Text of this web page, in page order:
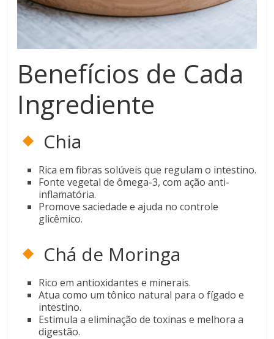
Benefícios de Cada
Ingrediente
Chia
Rica em fibras solúveis que regulam o intestino.
Fonte vegetal de ômega-3, com ação anti-
inflamatória.
Promove saciedade e ajuda no controle
glicêmico.
Chá de Moringa
Rico em antioxidantes e minerais.
Atua como um tônico natural para o fígado e
intestino.
Estimula a eliminação de toxinas e melhora a
digestão.